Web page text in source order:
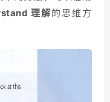
理解的思维方